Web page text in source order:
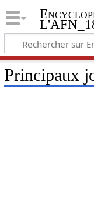
Principaux